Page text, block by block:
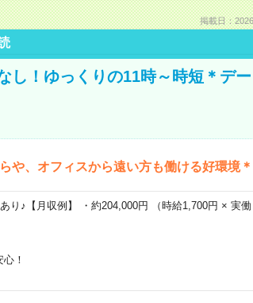
掲載日：
し！ゆっくりの11時～時短＊デー
や、オフィスから遠い方も働ける好環境＊
り♪【月収例】 ・約204,000円 （時給1,700円 × 実働
！